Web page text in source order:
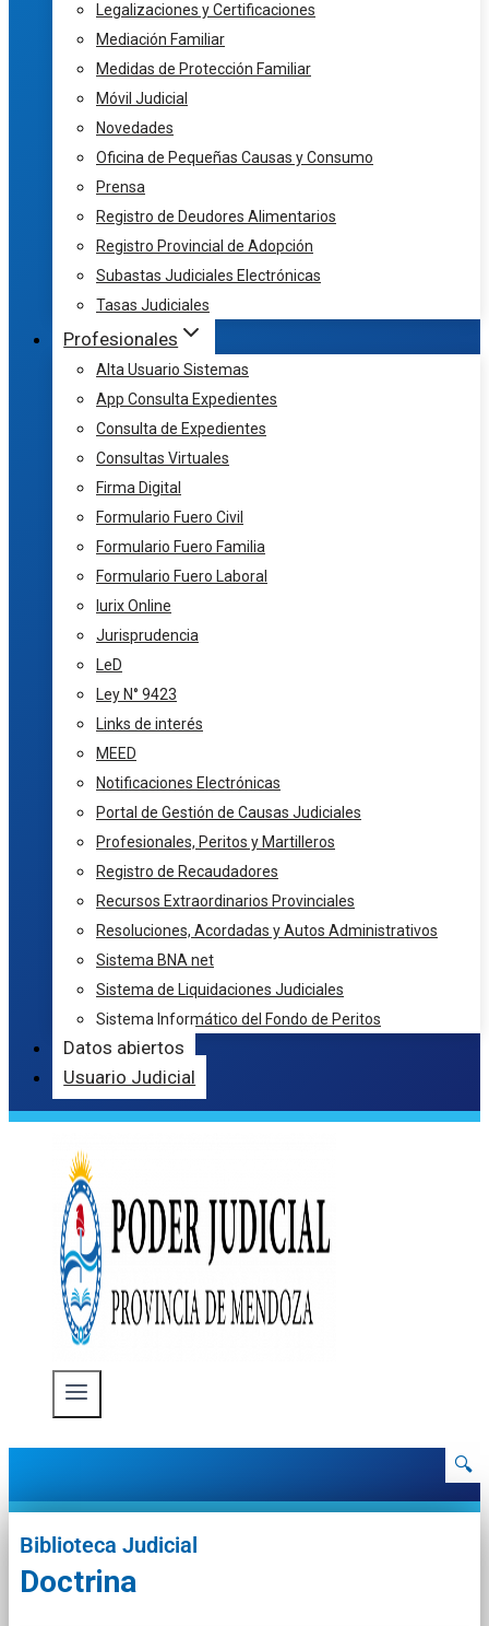
Legalizaciones y Certificaciones
Mediación Familiar
Medidas de Protección Familiar
Móvil Judicial
Novedades
Oficina de Pequeñas Causas y Consumo
Prensa
Registro de Deudores Alimentarios
Registro Provincial de Adopción
Subastas Judiciales Electrónicas
Tasas Judiciales
Profesionales
Alta Usuario Sistemas
App Consulta Expedientes
Consulta de Expedientes
Consultas Virtuales
Firma Digital
Formulario Fuero Civil
Formulario Fuero Familia
Formulario Fuero Laboral
Iurix Online
Jurisprudencia
LeD
Ley N° 9423
Links de interés
MEED
Notificaciones Electrónicas
Portal de Gestión de Causas Judiciales
Profesionales, Peritos y Martilleros
Registro de Recaudadores
Recursos Extraordinarios Provinciales
Resoluciones, Acordadas y Autos Administrativos
Sistema BNA net
Sistema de Liquidaciones Judiciales
Sistema Informático del Fondo de Peritos
Datos abiertos
Usuario Judicial
🔍
Biblioteca Judicial
Doctrina